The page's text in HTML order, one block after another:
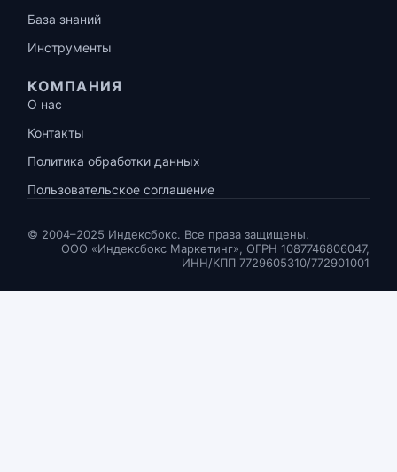
База знаний
Инструменты
КОМПАНИЯ
О нас
Контакты
Политика обработки данных
Пользовательское соглашение
© 2004–2025 Индексбокс. Все права защищены.
ООО «Индексбокс Маркетинг», ОГРН 1087746806047,
ИНН/КПП 7729605310/772901001